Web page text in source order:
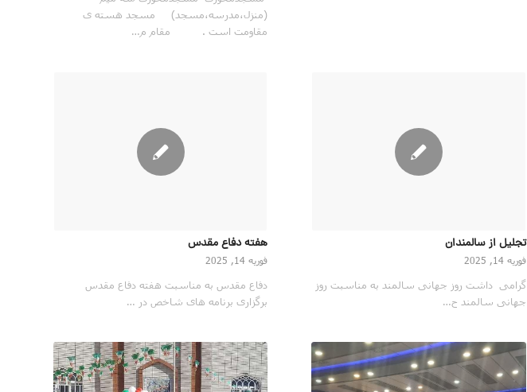
‌(منزل،مدرسه،مسجد) مسجد هسته ی
مقاومت است . مقام م…
تجلیل از سالمندان
فوریه 14, 2025
گرامی داشت روز جهانی سالمند به مناسبت روز
جهانی سالمند ح…
هفته دفاع مقدس
فوریه 14, 2025
دفاع مقدس به مناسبت هفته دفاع مقدس
برگزاری برنامه های شاخص در …